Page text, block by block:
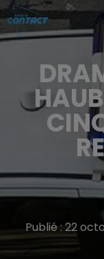
Publié : 22